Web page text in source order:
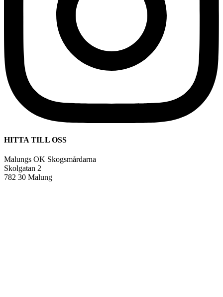
HITTA TILL OSS
Malungs OK Skogsmårdarna
Skolgatan 2
782 30 Malung